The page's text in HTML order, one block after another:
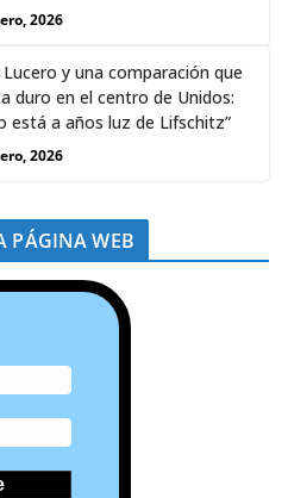
2026
y una comparación que
duro en el centro de Unidos:
está a años luz de Lifschitz”
2026
PÁGINA WEB